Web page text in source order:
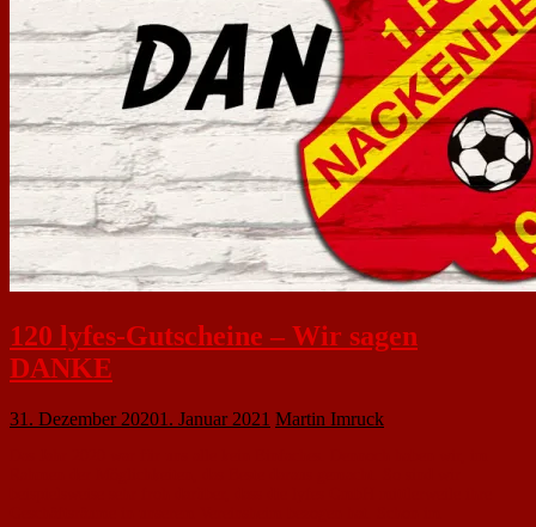
120 lyfes-Gutscheine – Wir sagen
DANKE
31. Dezember 20201. Januar 2021 Martin Imruck